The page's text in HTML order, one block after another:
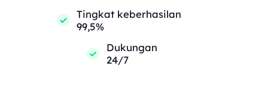
Tingkat keberhasilan
99,5%
Dukungan
24/7